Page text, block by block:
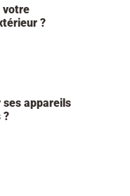
votre
?
appareils
?